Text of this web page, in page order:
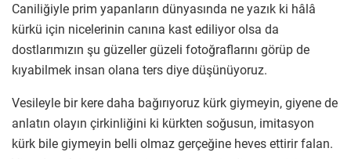
Caniliğiyle prim yapanların dünyasında ne yazık ki hâlâ
kürkü için nicelerinin canına kast ediliyor olsa da
dostlarımızın şu güzeller güzeli fotoğraflarını görüp de
kıyabilmek insan olana ters diye düşünüyoruz.
Vesileyle bir kere daha bağırıyoruz kürk giymeyin, giyene de
anlatın olayın çirkinliğini ki kürkten soğusun, imitasyon
kürk bile giymeyin belli olmaz gerçeğine heves ettirir falan.